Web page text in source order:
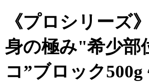
《プロシリーズ
身の極み"希少部
コ”ブロック500g